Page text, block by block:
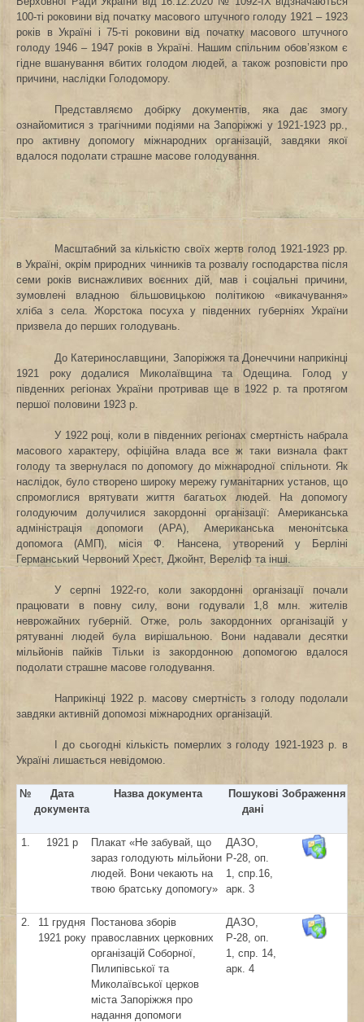
100-ті роковини від початку масового штучного голоду 1921 – 1923
років в Україні і 75-ті роковини від початку масового штучного
голоду 1946 – 1947 років в Україні. Нашим спільним обов’язком є
гідне вшанування вбитих голодом людей, а також розповісти про
причини, наслідки Голодомору.
Представляємо добірку документів, яка дає змогу
ознайомитися з трагічними подіями на Запоріжжі у 1921-1923 рр.,
про активну допомогу міжнародних організацій, завдяки якої
вдалося подолати страшне масове голодування.
Масштабний за кількістю своїх жертв голод 1921-1923 рр.
в Україні, окрім природних чинників та розвалу господарства після
семи років виснажливих воєнних дій, мав і соціальні причини,
зумовлені владною більшовицькою політикою «викачування»
хліба з села. Жорстока посуха у південних губерніях України
призвела до перших голодувань.
До Катеринославщини, Запоріжжя та Донеччини наприкінці
1921 року додалися Миколаївщина та Одещина. Голод у
південних регіонах України протривав ще в 1922 р. та протягом
першої половини 1923 р.
У 1922 році, коли в південних регіонах смертність набрала
масового характеру, офіційна влада все ж таки визнала факт
голоду та звернулася по допомогу до міжнародної спільноти. Як
наслідок, було створено широку мережу гуманітарних установ, що
спромоглися врятувати життя багатьох людей. На допомогу
голодуючим долучилися закордонні організації: Американська
адміністрація допомоги (АРА), Американська менонітська
допомога (АМП), місія Ф. Нансена, утворений у Берліні
Германський Червоний Хрест, Джойнт, Вереліф та інші.
У серпні 1922-го, коли закордонні організації почали
працювати в повну силу, вони годували 1,8 млн. жителів
неврожайних губерній. Отже, роль закордонних організацій у
рятуванні людей була вирішальною. Вони надавали десятки
мільйонів пайків Тільки із закордонною допомогою вдалося
подолати страшне масове голодування.
Наприкінці 1922 р. масову смертність з голоду подолали
завдяки активній допомозі міжнародних організацій.
І до сьогодні кількість померлих з голоду 1921-1923 р. в
Україні лишається невідомою.
№
Дата
документа
Назва документа
Пошукові
дані
Зображення
1. 1921 р
Плакат «Не забувай, що
зараз голодують мільйони
людей. Вони чекають на
твою братську допомогу»
ДАЗО,
Р-28, оп.
1, спр.16,
арк. 3
2.
11 грудня
1921 року
Постанова зборів
православних церковних
організацій Соборної,
Пилипівської та
Миколаївської церков
міста Запоріжжя про
надання допомоги
ДАЗО,
Р-28, оп.
1, спр. 14,
арк. 4